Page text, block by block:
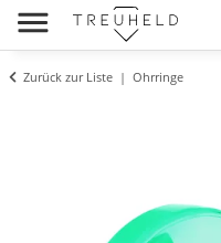
Zurück zur Liste Ohrringe